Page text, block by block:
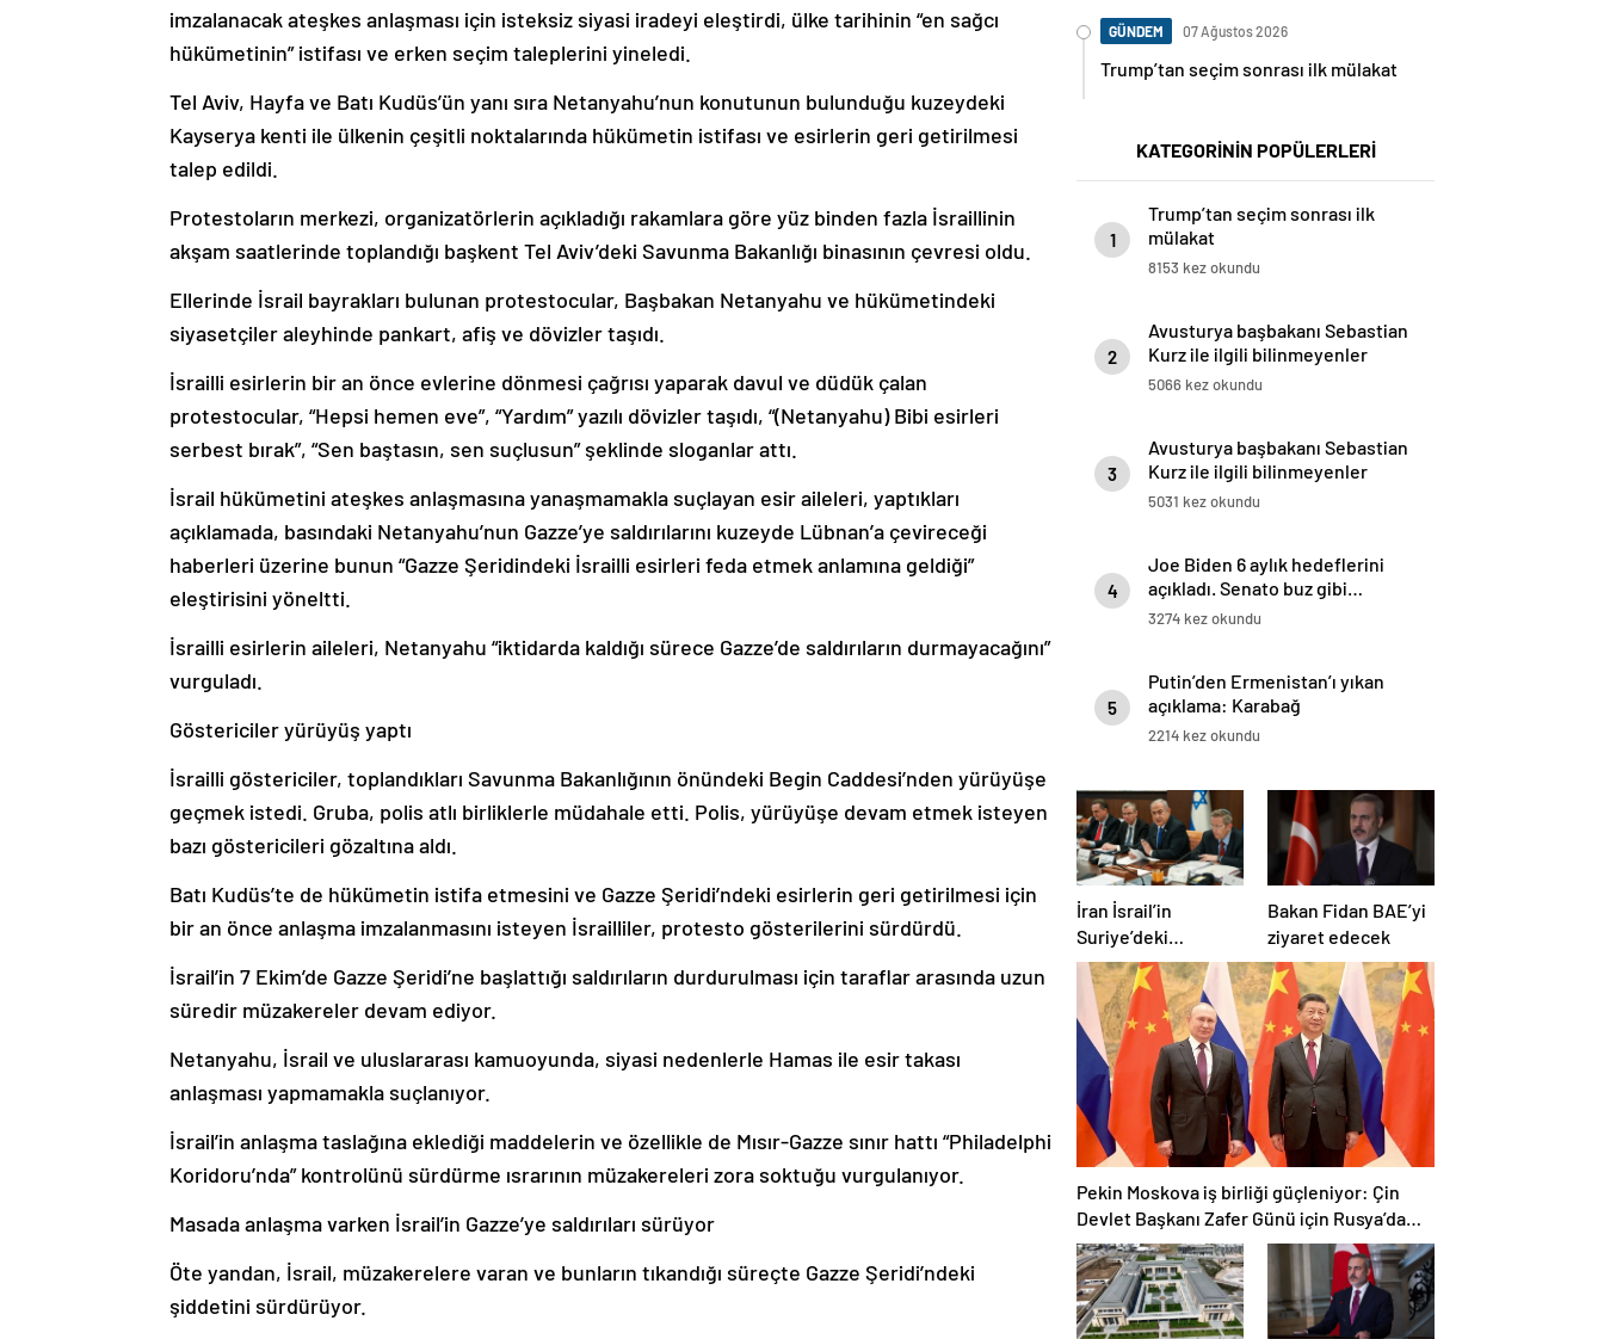
imzalanacak ateşkes anlaşması için isteksiz siyasi iradeyi eleştirdi, ülke tarihinin “en sağcı
hükümetinin” istifası ve erken seçim taleplerini yineledi.
Tel Aviv, Hayfa ve Batı Kudüs’ün yanı sıra Netanyahu’nun konutunun bulunduğu kuzeydeki
Kayserya kenti ile ülkenin çeşitli noktalarında hükümetin istifası ve esirlerin geri getirilmesi
talep edildi.
Protestoların merkezi, organizatörlerin açıkladığı rakamlara göre yüz binden fazla İsraillinin
akşam saatlerinde toplandığı başkent Tel Aviv’deki Savunma Bakanlığı binasının çevresi oldu.
Ellerinde İsrail bayrakları bulunan protestocular, Başbakan Netanyahu ve hükümetindeki
siyasetçiler aleyhinde pankart, afiş ve dövizler taşıdı.
İsrailli esirlerin bir an önce evlerine dönmesi çağrısı yaparak davul ve düdük çalan
protestocular, “Hepsi hemen eve”, “Yardım” yazılı dövizler taşıdı, “(Netanyahu) Bibi esirleri
serbest bırak”, “Sen baştasın, sen suçlusun” şeklinde sloganlar attı.
İsrail hükümetini ateşkes anlaşmasına yanaşmamakla suçlayan esir aileleri, yaptıkları
açıklamada, basındaki Netanyahu’nun Gazze’ye saldırılarını kuzeyde Lübnan’a çevireceği
haberleri üzerine bunun “Gazze Şeridindeki İsrailli esirleri feda etmek anlamına geldiği”
eleştirisini yöneltti.
İsrailli esirlerin aileleri, Netanyahu “iktidarda kaldığı sürece Gazze’de saldırıların durmayacağını”
vurguladı.
Göstericiler yürüyüş yaptı
İsrailli göstericiler, toplandıkları Savunma Bakanlığının önündeki Begin Caddesi’nden yürüyüşe
geçmek istedi. Gruba, polis atlı birliklerle müdahale etti. Polis, yürüyüşe devam etmek isteyen
bazı göstericileri gözaltına aldı.
Batı Kudüs’te de hükümetin istifa etmesini ve Gazze Şeridi’ndeki esirlerin geri getirilmesi için
bir an önce anlaşma imzalanmasını isteyen İsrailliler, protesto gösterilerini sürdürdü.
İsrail’in 7 Ekim’de Gazze Şeridi’ne başlattığı saldırıların durdurulması için taraflar arasında uzun
süredir müzakereler devam ediyor.
Netanyahu, İsrail ve uluslararası kamuoyunda, siyasi nedenlerle Hamas ile esir takası
anlaşması yapmamakla suçlanıyor.
İsrail’in anlaşma taslağına eklediği maddelerin ve özellikle de Mısır-Gazze sınır hattı “Philadelphi
Koridoru’nda” kontrolünü sürdürme ısrarının müzakereleri zora soktuğu vurgulanıyor.
Masada anlaşma varken İsrail’in Gazze’ye saldırıları sürüyor
Öte yandan, İsrail, müzakerelere varan ve bunların tıkandığı süreçte Gazze Şeridi’ndeki
şiddetini sürdürüyor.
GÜNDEM 07 Ağustos 2026
Trump’tan seçim sonrası ilk mülakat
KATEGORİNİN POPÜLERLERİ
1
Trump’tan seçim sonrası ilk
mülakat
8153 kez okundu
2
Avusturya başbakanı Sebastian
Kurz ile ilgili bilinmeyenler
5066 kez okundu
3
Avusturya başbakanı Sebastian
Kurz ile ilgili bilinmeyenler
5031 kez okundu
4
Joe Biden 6 aylık hedeflerini
açıkladı. Senato buz gibi…
3274 kez okundu
5
Putin’den Ermenistan’ı yıkan
açıklama: Karabağ
Azerbaycan’ın ayrılmaz bir
2214 kez okundu
İran İsrail’in
Suriye’deki
saldırılarını kınadı
Bakan Fidan BAE’yi
ziyaret edecek
Pekin Moskova iş birliği güçleniyor: Çin
Devlet Başkanı Zafer Günü için Rusya’da
olacak